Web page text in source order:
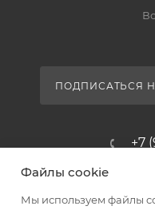
ПОДПИСАТЬСЯ
+7
Файлы cookie
Мы используем файлы